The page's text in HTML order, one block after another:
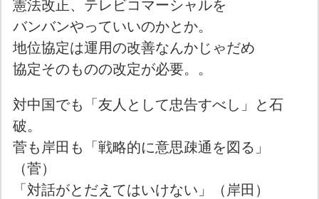
憲法改正、テレビコマーシャルを
バンバンやっていいのかとか。
地位協定は運用の改善なんかじゃだめ
協定そのものの改定が必要。。
対中国でも「友人として忠告すべし」と石
破。
菅も岸田も「戦略的に意思疎通を図る」
（菅）
「対話がとだえてはいけない」（岸田）